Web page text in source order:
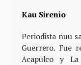
Kau Sirenio
Periodista ñuu
Guerrero. Fue
Acapulco y